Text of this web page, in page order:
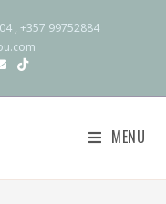
, +357 99752884
MENU